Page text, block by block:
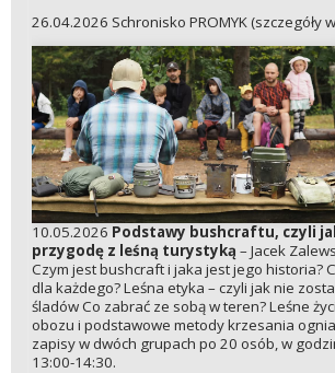
26.04.2026 Schronisko PROMYK (szczegóły
10.05.2026 Podstawy bushcraftu, czyli
przygodę z leśną turystyką – Jacek
Czym jest bushcraft i jaka jest jego historia?
dla każdego? Leśna etyka – czyli jak nie
śladów Co zabrać ze sobą w teren? Leśne
obozu i podstawowe metody krzesania
zapisy w dwóch grupach po 20 osób, w
13:00-14:30.